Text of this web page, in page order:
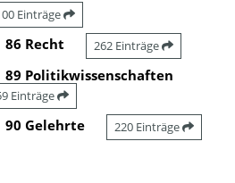
Einträge
86 Recht 262 Einträge
89 Politikwissenschaften
Einträge
90 Gelehrte 220 Einträge